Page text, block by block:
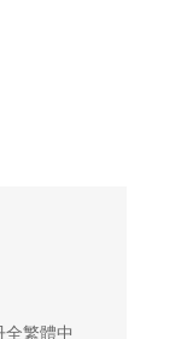
繁體中